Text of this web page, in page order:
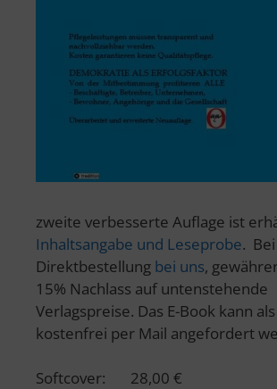
zweite verbesserte Auflage ist
Inhaltsangabe und Leseprobe. Bei
Direktbestellung bei uns,
15% Nachlass auf untenstehende
Verlagspreise. Das E-Book kann
kostenfrei per Mail angefordert
Softcover: 28,00 €